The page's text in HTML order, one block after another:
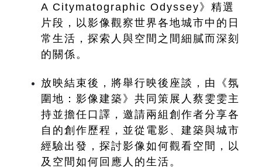
A Citymatographic Odyssey》精選
片段，以影像觀察世界各地城市中的日
常生活，探索人與空間之間細膩而深刻
的關係。
放映結束後，將舉行映後座談，由《氛
圍地：影像建築》共同策展人蔡雯雯主
持並擔任口譯，邀請兩組創作者分享各
自的創作歷程，並從電影、建築與城市
經驗出發，探討影像如何觀看空間，以
及空間如何回應人的生活。